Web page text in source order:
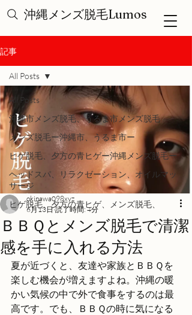
沖縄メンズ脱毛Lumos
記事
All Posts
沖縄市メンズ脱毛、うるま市メンズ脱毛
メンズ脱毛ー沖縄市、うるま市ー
ヒゲ脱毛、夕方の青ヒゲー沖縄メンズ脱毛ー
ヘッドスパ、リラクゼーション、オイルマッ
サージ
ヒゲ脱毛、夕方の青ヒゲ、メンズ脱毛、
All Posts
ＢＢＱとメンズ脱毛で清潔
感を手に入れる方法
okinawa098xyz
6月13日 読了時間: 4分
夏が近づくと、友達や家族とＢＢＱを
楽しむ機会が増えますよね。沖縄の暖
かい気候の中で外で食事をするのは最
高です。でも、ＢＢＱの時に気になる